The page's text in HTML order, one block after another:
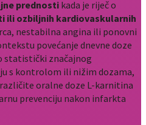
prednosti kada je riječ o
ili ozbiljnih kardiovaskularnih
nestabilna angina ili ponovni
povećanje dnevne doze
statistički značajnog
s kontrolom ili nižim dozama,
oralne doze L‑karnitina
prevenciju nakon infarkta